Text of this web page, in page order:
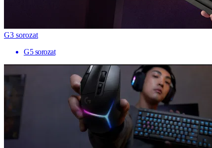
G3 sorozat
G5 sorozat